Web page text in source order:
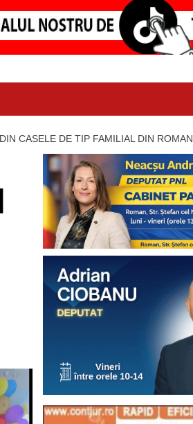
CASELE DE TIP FAMILIAL DIN ROMAN